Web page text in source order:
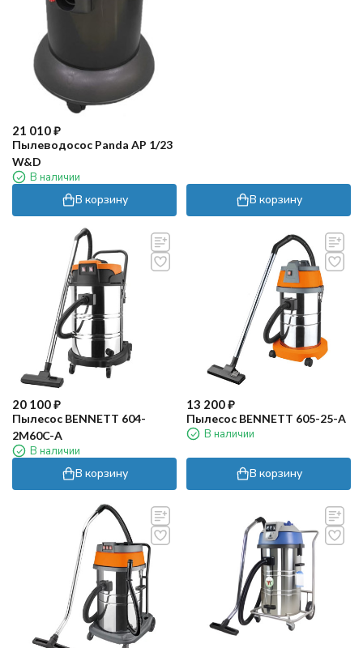
21 010₽
Пылеводосос Panda AP 1/23
W&D
В наличии
В корзину В корзину
20 100₽
Пылесос BENNETT 604-
2M60C-A
В наличии
В корзину
13 200₽
Пылесос BENNETT 605-25-A
В наличии
В корзину